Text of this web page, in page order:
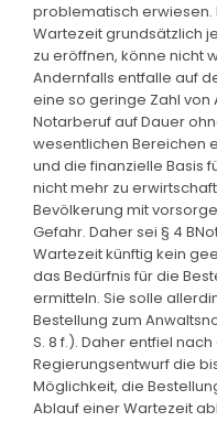
problematisch erwiesen.
Wartezeit grundsätzlich
zu eröffnen, könne nicht
Andernfalls entfalle auf
eine so geringe Zahl
Notarberuf auf Dauer
wesentlichen Bereichen
und die finanzielle Basis
nicht mehr zu
Bevölkerung mit
Gefahr. Daher sei § 4
Wartezeit künftig kein
das Bedürfnis für die
ermitteln. Sie solle
Bestellung zum
S. 8 f.). Daher entfiel
Regierungsentwurf die
Möglichkeit, die
Ablauf einer Wartezeit